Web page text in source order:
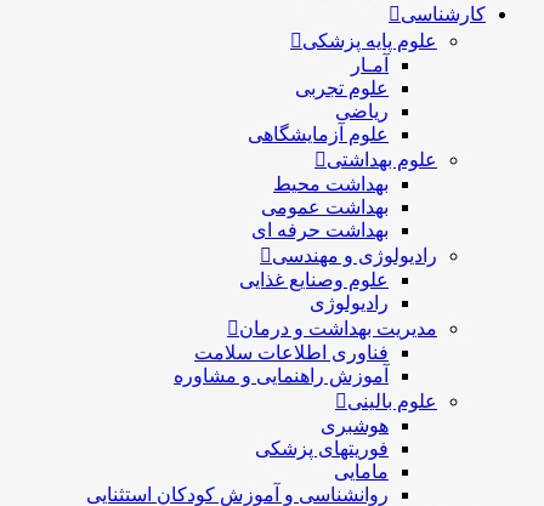
کارشناسی
علوم پایه پزشکی
آمـار
علوم تجربی
ریاضی
علوم آزمایشگاهی
علوم بهداشتی
بهداشت محیط
بهداشت عمومی
بهداشت حرفه ای
رادیولوژی و مهندسی
علوم وصنایع غذایی
رادیولوژی
مدیریت بهداشت و درمان
فناوری اطلاعات سلامت
آموزش راهنمایی و مشاوره
علوم بالینی
هوشبری
فوریتهای پزشکی
مامایی
روانشناسی و آموزش کودکان استثنایی